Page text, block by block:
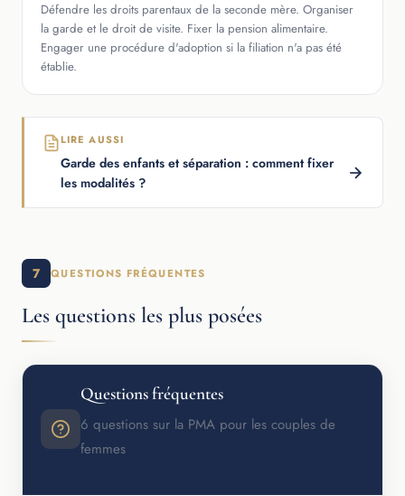
Défendre les droits parentaux de la seconde mère. Organiser
la garde et le droit de visite. Fixer la pension alimentaire.
Engager une procédure d'adoption si la filiation n'a pas été
établie.
LIRE AUSSI
Garde des enfants et séparation : comment fixer
les modalités ?
7 QUESTIONS FRÉQUENTES
Les questions les plus posées
Questions fréquentes
6 questions sur la PMA pour les couples de
femmes